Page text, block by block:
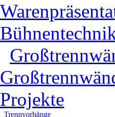
Projekte
Trennvorhänge